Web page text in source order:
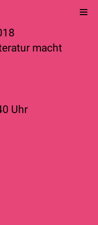
macht
Uhr